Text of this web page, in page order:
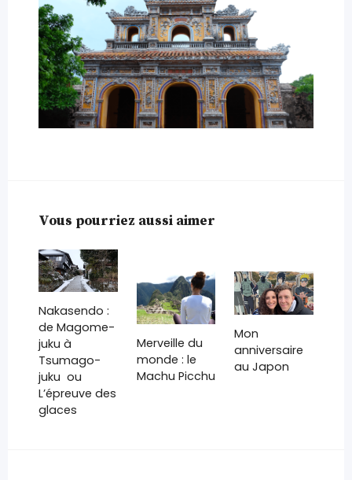
Vous pourriez aussi aimer
Nakasendo :
de Magome-
juku à
Tsumago-
juku ou
L’épreuve des
glaces
Merveille du
monde : le
Machu Picchu
Mon
anniversaire
au Japon